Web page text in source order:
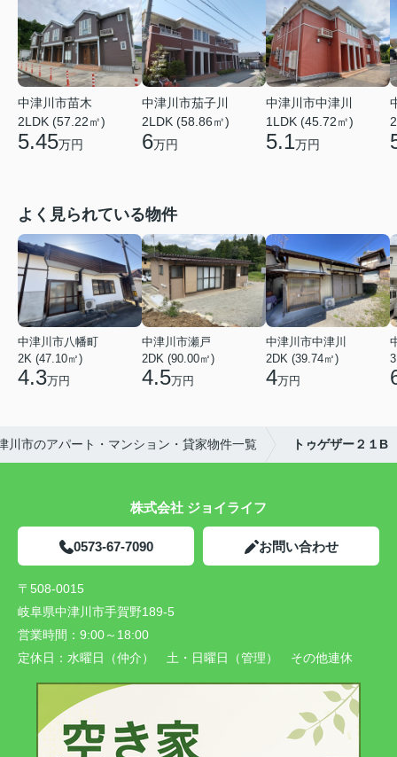
中津川市苗木
2LDK (57.22㎡)
5.45万円
中津川市茄子川
2LDK (58.86㎡)
6万円
中津川市中津川
1LDK (45.72㎡)
5.1万円
よく見られている物件
中津川市八幡町
2K (47.10㎡)
4.3万円
中津川市瀬戸
2DK (90.00㎡)
4.5万円
中津川市中津川
2DK (39.74㎡)
4万円
川市のアパート・マンション・貸家物件一覧 トゥゲザー２１B
株式会社 ジョイライフ
0573-67-7090 お問い合わせ
〒508-0015
岐阜県中津川市手賀野189-5
営業時間： 9:00～18:00
定休日： 水曜日（仲介） 土・日曜日（管理） その他連休